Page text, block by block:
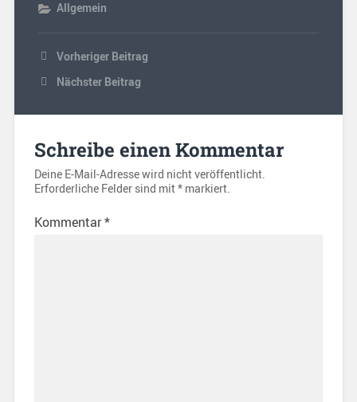
Allgemein
Vorheriger Beitrag
Nächster Beitrag
Schreibe einen Kommentar
Deine E-Mail-Adresse wird nicht veröffentlicht.
Erforderliche Felder sind mit*markiert.
Kommentar*